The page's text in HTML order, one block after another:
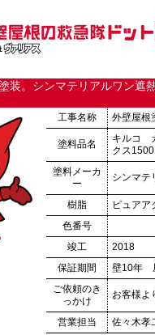
装。シンマテリアルワン遮
工事名称 外壁屋根
塗料品名
キルコ
クス
塗料メーカ
ー
シンマテ
樹脂
ピュアア
色番号
竣工
2018
保証期間
壁10年
ご依頼のき
っかけ
お客様よ
営業担当 佐々木孝